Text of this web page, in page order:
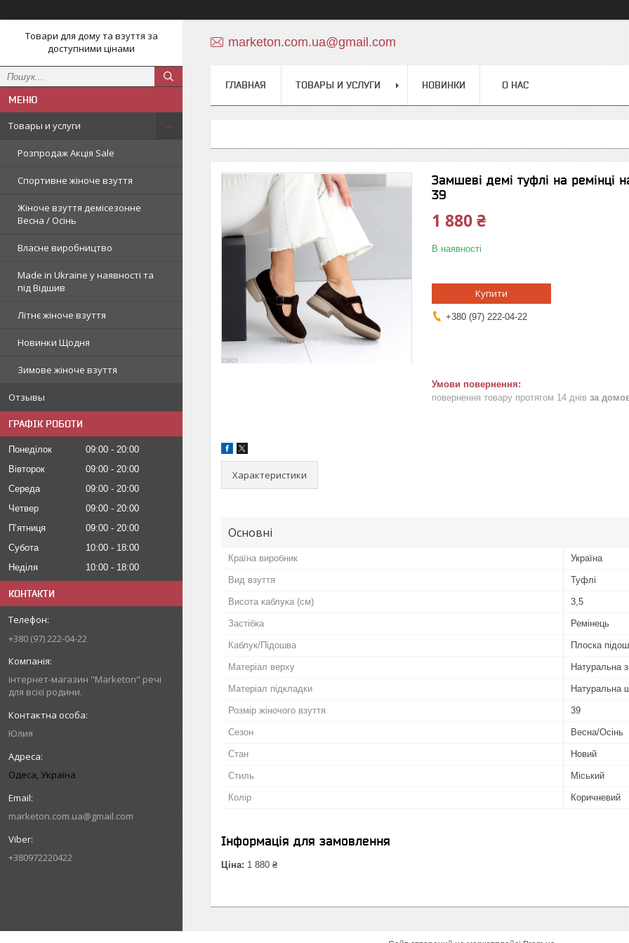
Товари для дому та взуття за
доступними цінами
Товары и услуги
Розпродаж Акція Sale
Спортивне жіноче взуття
Жіноче взуття демісезонне
Весна / Осінь
Власне виробництво
Made in Ukraine у наявності та
під Відшив
Літнє жіноче взуття
Новинки Щодня
Зимове жіноче взуття
Отзывы
ГРАФІК РОБОТИ
Понеділок 09:00
20:00
Вівторок
09:00
20:00
Середа
09:00
20:00
Четвер
09:00
20:00
Пʼятниця
09:00
20:00
Субота
10:00
18:00
Неділя
10:00 18:00
КОНТАКТИ
+380 (97) 222-04-22
інтернет-магазин "Marketon" речі
для всієї родини.
Юлия
Одеса, Україна
marketon.com.ua@gmail.com
+380972220422
marketon.com.ua@gmail.com
ГЛАВНАЯ ТОВАРЫ И УСЛУГИ НОВИНКИ О НАС
Замшеві демі туфлі на ремінці
39
1 880 ₴
В наявності
Купити
+380 (97) 222-04-22
повернення товару протягом 14 днів за
Характеристики
Основні
Країна виробник Україна
Вид взуття Туфлі
Висота каблука (см) 3,5
Застібка Ремінець
Каблук/Підошва Плоска
Матеріал верху Натуральна
Матеріал підкладки Натуральна
Розмір жіночого взуття 39
Сезон Весна/Осінь
Стан Новий
Стиль Міський
Колір Коричневий
Інформація для замовлення
Ціна: 1 880 ₴